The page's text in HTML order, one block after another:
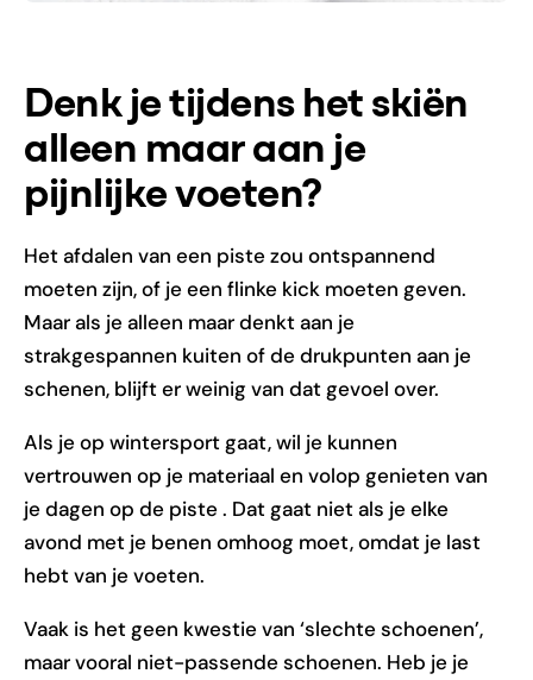
Denk je tijdens het skiën
alleen maar aan je
pijnlijke voeten?
Het afdalen van een piste zou ontspannend
moeten zijn, of je een flinke kick moeten geven.
Maar als je alleen maar denkt aan je
strakgespannen kuiten of de drukpunten aan je
schenen, blijft er weinig van dat gevoel over.
Als je op wintersport gaat, wil je kunnen
vertrouwen op je materiaal en volop genieten van
je dagen op de piste . Dat gaat niet als je elke
avond met je benen omhoog moet, omdat je last
hebt van je voeten.
Vaak is het geen kwestie van ‘slechte schoenen’,
maar vooral niet-passende schoenen. Heb je je